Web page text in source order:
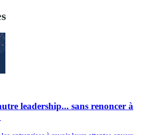
leadership... sans renoncer à